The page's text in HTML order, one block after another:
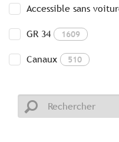
Accessible sans
GR 34 1609
Canaux 510